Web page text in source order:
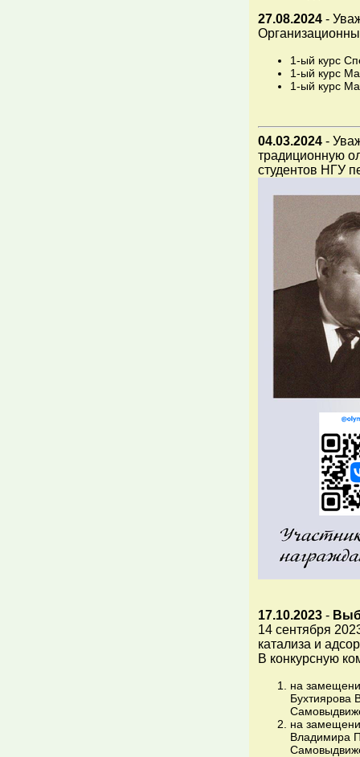
27.08.2024 -
1-ый курс
1-ый курс
1-ый курс
04.03.2024 -
традиционную
студентов НГУ
17.10.2023 -
14 сентября
катализа и
В конкурсную
на
Бухтиярова
на
Владимира